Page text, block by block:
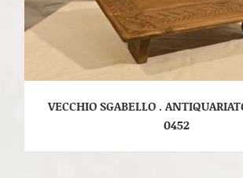
VECCHIO SGABELLO .
0452